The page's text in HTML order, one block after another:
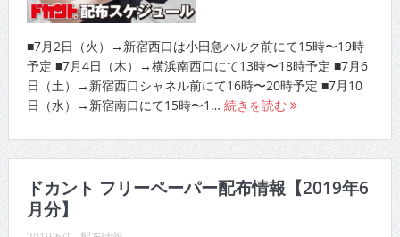
■7月2日（火）→新宿西口は小田急ハルク前にて15時〜19時
予定 ■7月4日（木）→横浜南西口にて13時〜18時予定 ■7月6
日（土）→新宿西口シャネル前にて16時〜20時予定 ■7月10
日（水）→新宿南口にて15時〜1… 続きを読む
ドカント フリーペーパー配布情報【2019年6
月分】
2019/6/1 配布情報